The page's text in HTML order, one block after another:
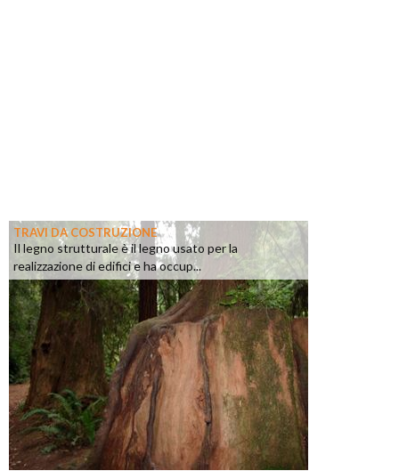
TRAVI DA COSTRUZIONE
Il legno strutturale è il legno usato per la
realizzazione di edifici e ha occup...